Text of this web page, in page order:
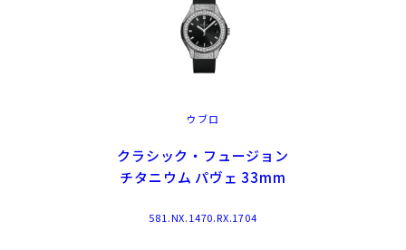
ウブロ
クラシック・フュージョン
チタニウム パヴェ 33mm
581.NX.1470.RX.1704